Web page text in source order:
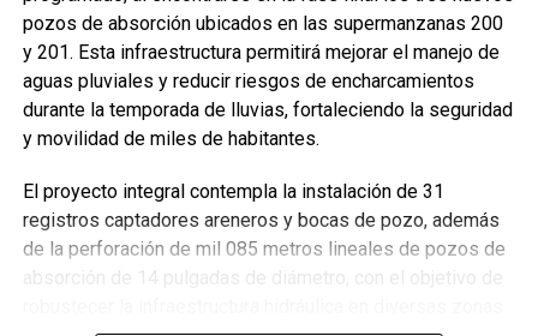
pozos de absorción ubicados en las supermanzanas 200
y 201. Esta infraestructura permitirá mejorar el manejo de
aguas pluviales y reducir riesgos de encharcamientos
durante la temporada de lluvias, fortaleciendo la seguridad
y movilidad de miles de habitantes.
El proyecto integral contempla la instalación de 31
registros captadores areneros y bocas de pozo, además
de la perforación de mil 085 metros lineales de pozos de
absorción de 14 pulgadas de diámetro, con el objetivo de